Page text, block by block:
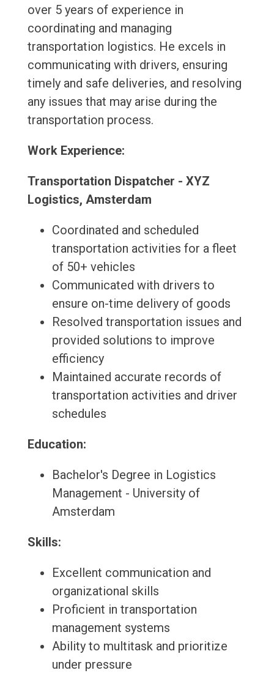
over 5 years of experience in
coordinating and managing
transportation logistics. He excels in
communicating with drivers, ensuring
timely and safe deliveries, and resolving
any issues that may arise during the
transportation process.
Work Experience:
Transportation Dispatcher - XYZ
Logistics, Amsterdam
Coordinated and scheduled
transportation activities for a fleet
of 50+ vehicles
Communicated with drivers to
ensure on-time delivery of goods
Resolved transportation issues and
provided solutions to improve
efficiency
Maintained accurate records of
transportation activities and driver
schedules
Education:
Bachelor's Degree in Logistics
Management - University of
Amsterdam
Skills:
Excellent communication and
organizational skills
Proficient in transportation
management systems
Ability to multitask and prioritize
under pressure